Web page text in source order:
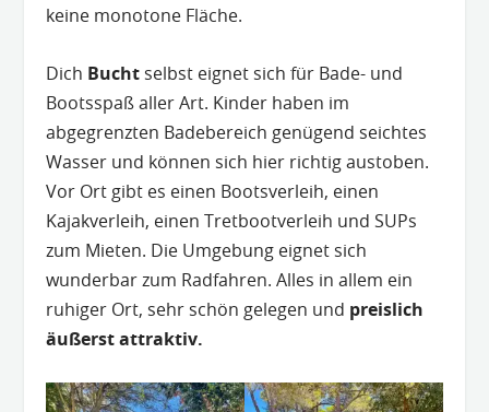
keine monotone Fläche.
Dich Bucht selbst eignet sich für Bade- und
Bootsspaß aller Art. Kinder haben im
abgegrenzten Badebereich genügend seichtes
Wasser und können sich hier richtig austoben.
Vor Ort gibt es einen Bootsverleih, einen
Kajakverleih, einen Tretbootverleih und SUPs
zum Mieten. Die Umgebung eignet sich
wunderbar zum Radfahren. Alles in allem ein
ruhiger Ort, sehr schön gelegen und preislich
äußerst attraktiv.